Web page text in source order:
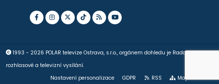
1993 - 2026 POLAR televize Ostrava, s.r.o., orgánem dohledu je Rada pro
rozhlasové a televizní vysílání.
Nastavení personalizace
GDPR RSS Mapa stránek